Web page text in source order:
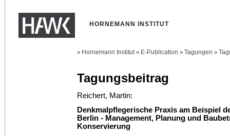
HORNEMANN INSTITUT
> Hornemann Institut > E-Publication > Tagungen >
Tagungsbeitrag
Reichert, Martin:
Denkmalpflegerische Praxis am Beispiel
Berlin - Management, Planung und
Konservierung